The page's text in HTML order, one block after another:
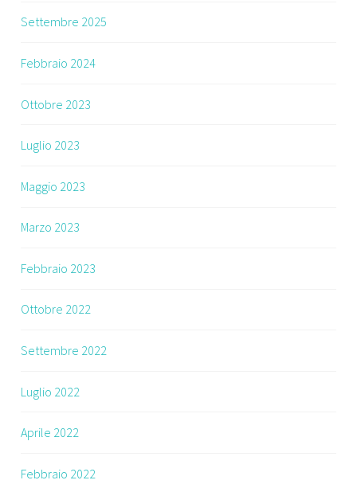
Settembre 2025
Febbraio 2024
Ottobre 2023
Luglio 2023
Maggio 2023
Marzo 2023
Febbraio 2023
Ottobre 2022
Settembre 2022
Luglio 2022
Aprile 2022
Febbraio 2022